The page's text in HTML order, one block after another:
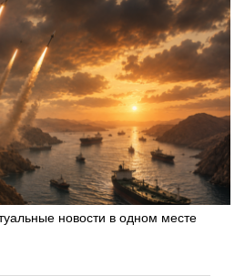
Искать
новости в одном месте